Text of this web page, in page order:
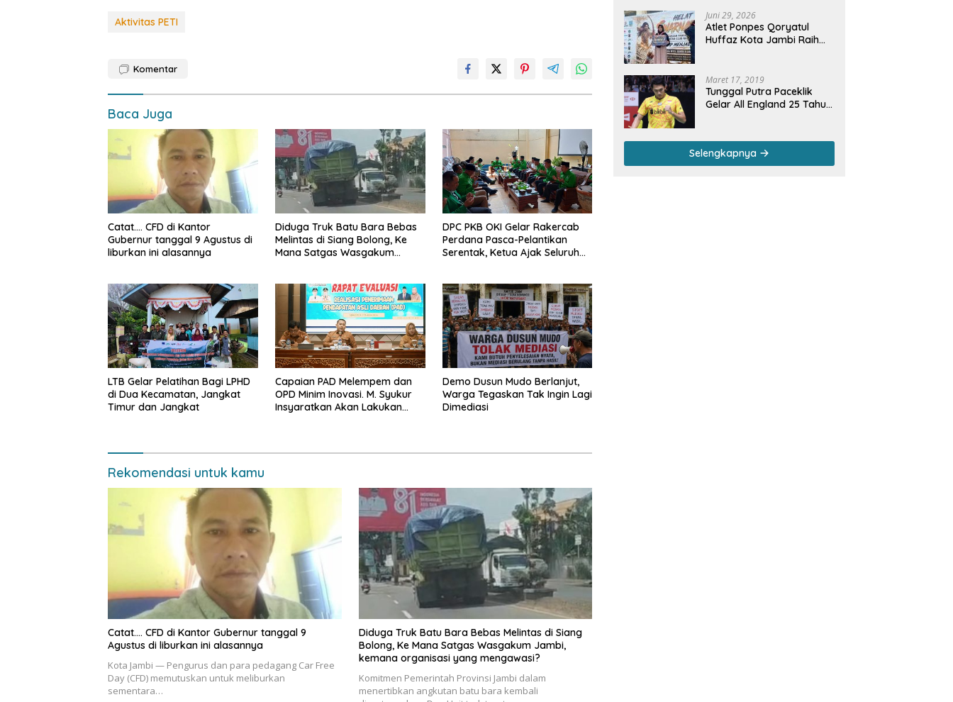
e
o
o
k
at
A
p
p
n
Aktivitas PETI
Komentar
Baca Juga
Catat…. CFD di Kantor
Gubernur tanggal 9 Agustus di
liburkan ini alasannya
Diduga Truk Batu Bara Bebas
Melintas di Siang Bolong, Ke
Mana Satgas Wasgakum
DPC PKB OKI Gelar Rakercab
Perdana Pasca-Pelantikan
Serentak, Ketua Ajak Seluruh
LTB Gelar Pelatihan Bagi LPHD
di Dua Kecamatan, Jangkat
Timur dan Jangkat
Capaian PAD Melempem dan
OPD Minim Inovasi. M. Syukur
Insyaratkan Akan Lakukan
Demo Dusun Mudo Berlanjut,
Warga Tegaskan Tak Ingin Lagi
Dimediasi
Rekomendasi untuk kamu
Catat…. CFD di Kantor Gubernur tanggal 9
Agustus di liburkan ini alasannya
Kota Jambi — Pengurus dan para pedagang Car Free
Day (CFD) memutuskan untuk meliburkan
sementara…
Diduga Truk Batu Bara Bebas Melintas di Siang
Bolong, Ke Mana Satgas Wasgakum Jambi,
kemana organisasi yang mengawasi?
Komitmen Pemerintah Provinsi Jambi dalam
menertibkan angkutan batu bara kembali
Apresiasi
Juni 29, 2026
Atlet Ponpes Qoryatul
Huffaz Kota Jambi Raih
Maret 17, 2019
Tunggal Putra Paceklik
Gelar All England 25 Tahun,
Selengkapnya